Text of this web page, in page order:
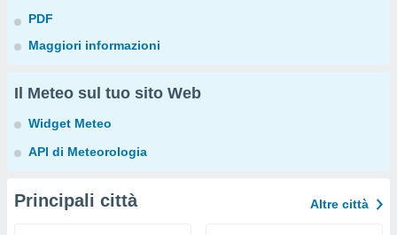
PDF
Maggiori informazioni
Il Meteo sul tuo sito Web
Widget Meteo
API di Meteorologia
Principali città Altre città